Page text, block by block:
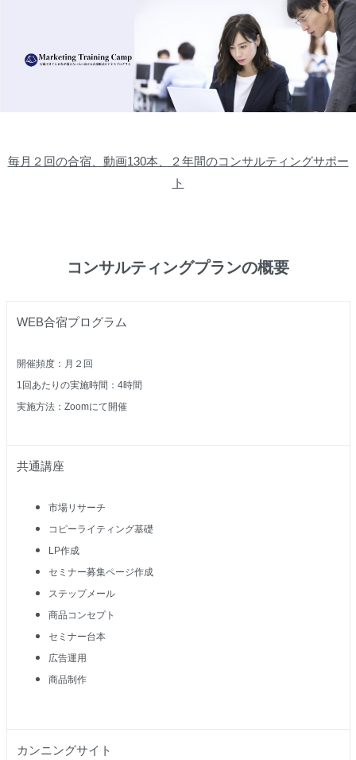
毎月２回の合宿、動画130本、２年間のコンサルティングサポー
ト
コンサルティングプランの概要
WEB合宿プログラム
開催頻度：月２回
1 回あたりの実施時間：4時間
実施方法：Zoomにて開催
共通講座
市場リサーチ
コピーライティング基礎
LP作成
セミナー募集ページ作成
ステップメール
商品コンセプト
セミナー台本
広告運用
商品制作
カンニングサイト